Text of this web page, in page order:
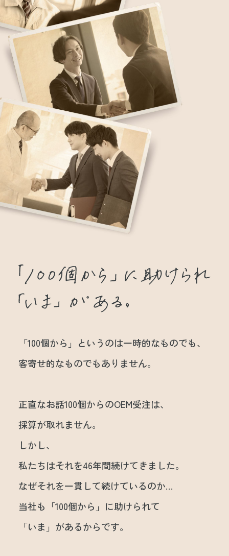
「100個から」というのは一時的なものでも、
客寄せ的なものでもありません。
正直なお話100個からのOEM受注は、
採算が取れません。
しかし、
私たちはそれを46年間続けてきました。
なぜそれを一貫して続けているのか…
当社も「100個から」に助けられて
「いま」があるからです。